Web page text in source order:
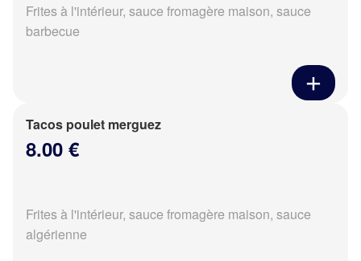
Frites à l'intérieur, sauce fromagère maison, sauce
barbecue
Tacos poulet merguez
8.00 €
Frites à l'intérieur, sauce fromagère maison, sauce
algérienne